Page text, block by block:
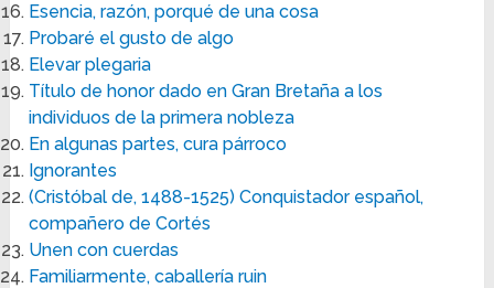
Esencia, razón, porqué de una cosa
Probaré el gusto de algo
Elevar plegaria
Título de honor dado en Gran Bretaña a los
individuos de la primera nobleza
En algunas partes, cura párroco
Ignorantes
(Cristóbal de, 1488-1525) Conquistador español,
compañero de Cortés
Unen con cuerdas
Familiarmente, caballería ruin